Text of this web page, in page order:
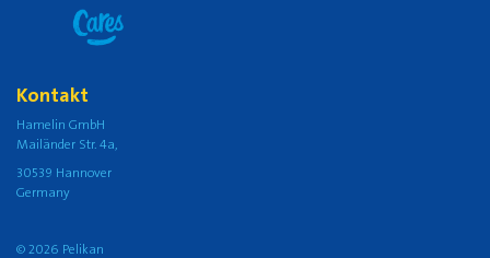
Kontakt
Hamelin GmbH
Mailänder Str. 4a,
30539 Hannover
Germany
© 2026 Pelikan